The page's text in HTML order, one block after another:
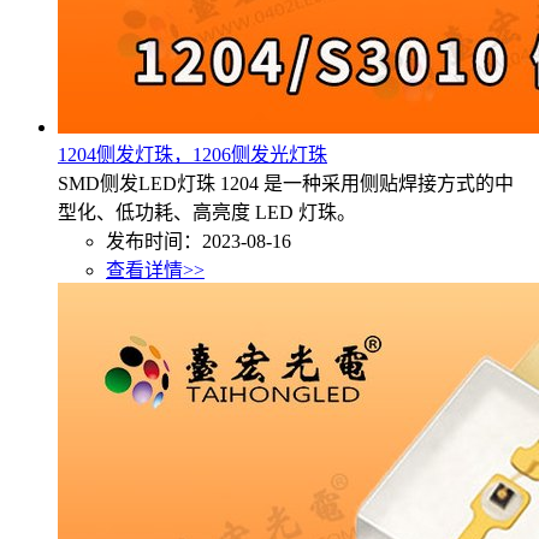
1204侧发灯珠，1206侧发光灯珠
SMD侧发LED灯珠 1204 是一种采用侧贴焊接方式的中
型化、低功耗、高亮度 LED 灯珠。
发布时间：2023-08-16
查看详情>>